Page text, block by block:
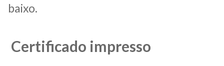
baixo.
Certificado impresso